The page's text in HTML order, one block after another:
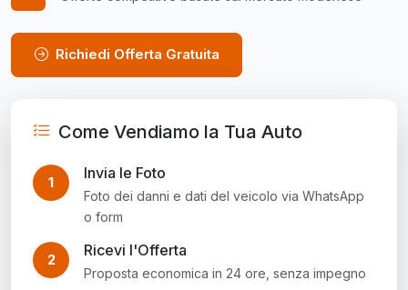
Richiedi Offerta Gratuita
Come Vendiamo la Tua Auto
1
Invia le Foto
Foto dei danni e dati del veicolo via WhatsApp
o form
2
Ricevi l'Offerta
Proposta economica in 24 ore, senza impegno